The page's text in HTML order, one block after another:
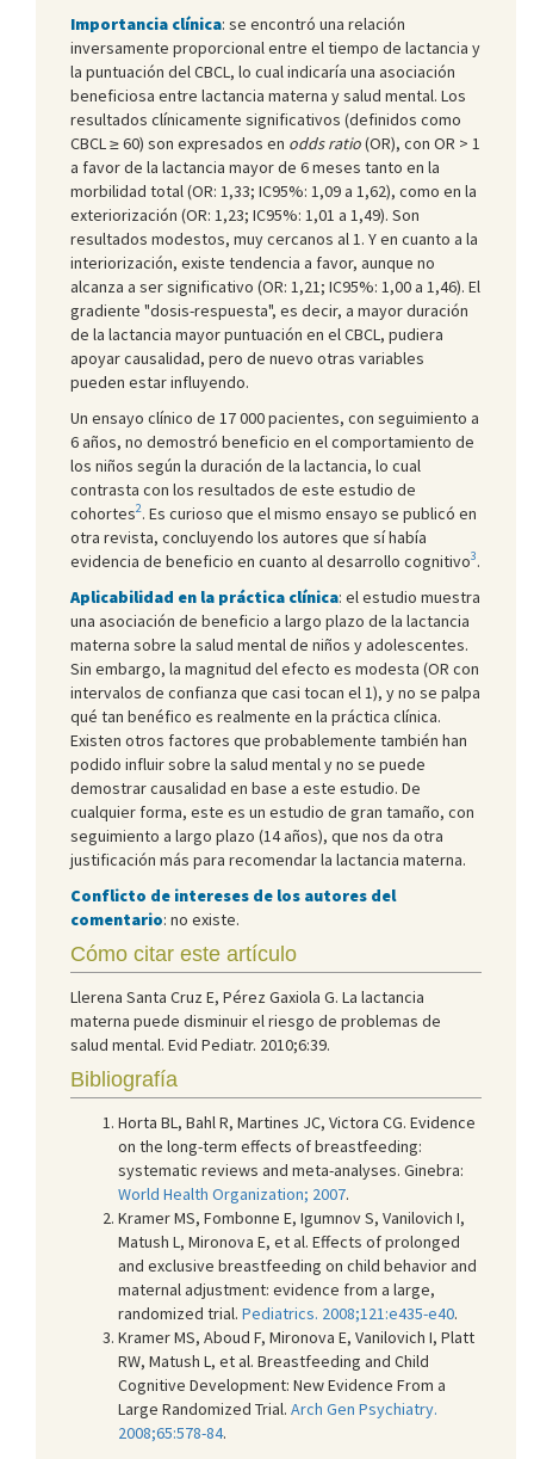
Importancia clínica: se encontró una relación
inversamente proporcional entre el tiempo de lactancia y
la puntuación del CBCL, lo cual indicaría una asociación
beneficiosa entre lactancia materna y salud mental. Los
resultados clínicamente significativos (definidos como
CBCL ≥ 60) son expresados en odds ratio(OR), con OR > 1
a favor de la lactancia mayor de 6 meses tanto en la
morbilidad total (OR: 1,33; IC95%: 1,09 a 1,62), como en la
exteriorización (OR: 1,23; IC95%: 1,01 a 1,49). Son
resultados modestos, muy cercanos al 1. Y en cuanto a la
interiorización, existe tendencia a favor, aunque no
alcanza a ser significativo (OR: 1,21; IC95%: 1,00 a 1,46). El
gradiente "dosis-respuesta", es decir, a mayor duración
de la lactancia mayor puntuación en el CBCL, pudiera
apoyar causalidad, pero de nuevo otras variables
pueden estar influyendo.
Un ensayo clínico de 17 000 pacientes, con seguimiento a
6 años, no demostró beneficio en el comportamiento de
los niños según la duración de la lactancia, lo cual
contrasta con los resultados de este estudio de
cohortes2. Es curioso que el mismo ensayo se publicó en
otra revista, concluyendo los autores que sí había
evidencia de beneficio en cuanto al desarrollo cognitivo3.
Aplicabilidad en la práctica clínica: el estudio muestra
una asociación de beneficio a largo plazo de la lactancia
materna sobre la salud mental de niños y adolescentes.
Sin embargo, la magnitud del efecto es modesta (OR con
intervalos de confianza que casi tocan el 1), y no se palpa
qué tan benéfico es realmente en la práctica clínica.
Existen otros factores que probablemente también han
podido influir sobre la salud mental y no se puede
demostrar causalidad en base a este estudio. De
cualquier forma, este es un estudio de gran tamaño, con
seguimiento a largo plazo (14 años), que nos da otra
justificación más para recomendar la lactancia materna.
Conflicto de intereses de los autores del
comentario: no existe.
Cómo citar este artículo
Llerena Santa Cruz E, Pérez Gaxiola G. La lactancia
materna puede disminuir el riesgo de problemas de
salud mental. Evid Pediatr. 2010;6:39.
Bibliografía
Horta BL, Bahl R, Martines JC, Victora CG. Evidence
on the long-term effects of breastfeeding:
systematic reviews and meta-analyses. Ginebra:
World Health Organization; 2007.
Kramer MS, Fombonne E, Igumnov S, Vanilovich I,
Matush L, Mironova E, et al. Effects of prolonged
and exclusive breastfeeding on child behavior and
maternal adjustment: evidence from a large,
randomized trial. Pediatrics. 2008;121:e435-e40.
Kramer MS, Aboud F, Mironova E, Vanilovich I, Platt
RW, Matush L, et al. Breastfeeding and Child
Cognitive Development: New Evidence From a
Large Randomized Trial. Arch Gen Psychiatry.
2008;65:578-84.